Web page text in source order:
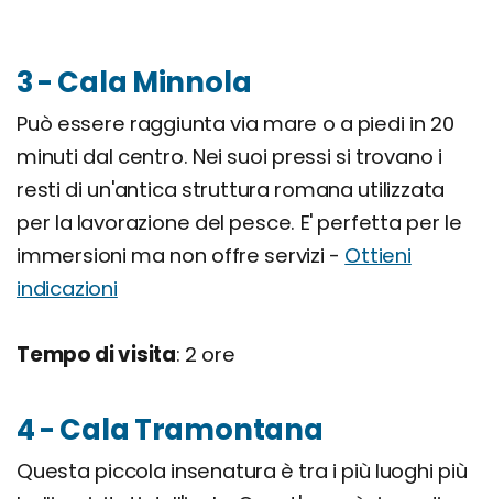
3 - Cala Minnola
Può essere raggiunta via mare o a piedi in 20
minuti dal centro. Nei suoi pressi si trovano i
resti di un'antica struttura romana utilizzata
per la lavorazione del pesce. E' perfetta per le
immersioni ma non offre servizi - Ottieni
indicazioni
Tempo di visita: 2 ore
4 - Cala Tramontana
Questa piccola insenatura è tra i più luoghi più